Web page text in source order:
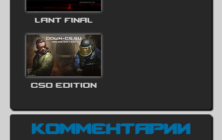
LANT FINAL
CSO EDITION
КОММЕНТАРИИ